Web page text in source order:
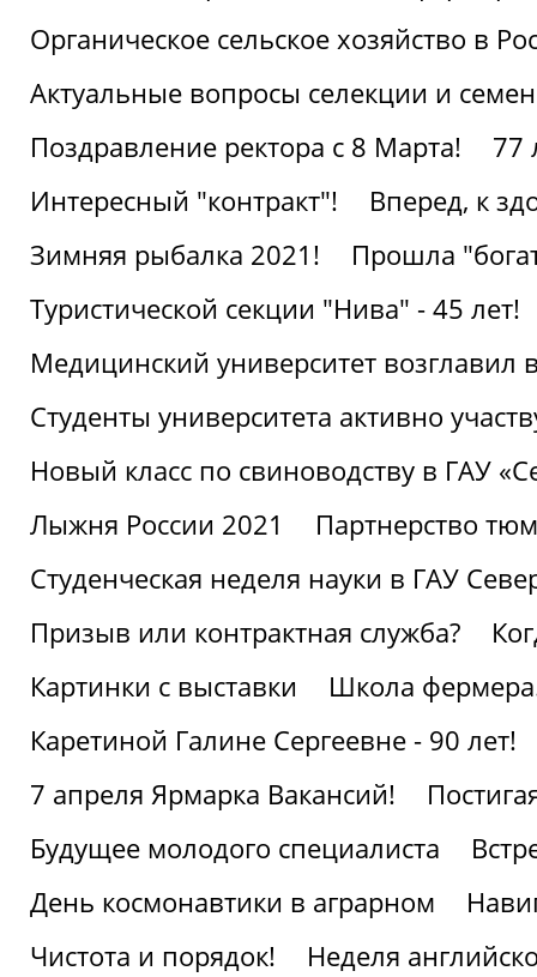
Органическое сельское хозяйство в
Актуальные вопросы селекции и
Поздравление ректора с 8 Марта!
77
Интересный "контракт"!
Вперед, к
Зимняя рыбалка 2021!
Прошла
Туристической секции "Нива" - 45 лет!
Медицинский университет возглавил
Студенты университета активно
Новый класс по свиноводству в ГАУ
Лыжня России 2021
Партнерство
Студенческая неделя науки в ГАУ
Призыв или контрактная служба?
Картинки с выставки
Школа
Каретиной Галине Сергеевне - 90 лет!
7 апреля Ярмарка Вакансий!
Будущее молодого специалиста
День космонавтики в аграрном
Чистота и порядок!
Неделя